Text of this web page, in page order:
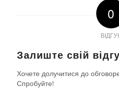
0
Залиште свій
Хочете долучитися до
Спробуйте!